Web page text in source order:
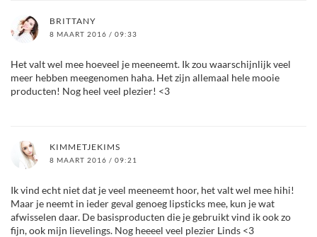
BRITTANY
8 MAART 2016 / 09:33
Het valt wel mee hoeveel je meeneemt. Ik zou waarschijnlijk veel
meer hebben meegenomen haha. Het zijn allemaal hele mooie
producten! Nog heel veel plezier! <3
KIMMETJEKIMS
8 MAART 2016 / 09:21
Ik vind echt niet dat je veel meeneemt hoor, het valt wel mee hihi!
Maar je neemt in ieder geval genoeg lipsticks mee, kun je wat
afwisselen daar. De basisproducten die je gebruikt vind ik ook zo
fijn, ook mijn lievelings. Nog heeeel veel plezier Linds <3